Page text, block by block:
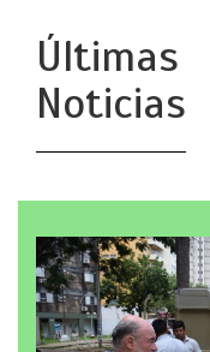
Últimas
Noticias